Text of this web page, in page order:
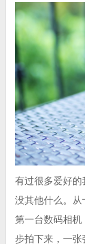
有过很多爱好
没其他什么。从
第一台数码相
步拍下来，一张